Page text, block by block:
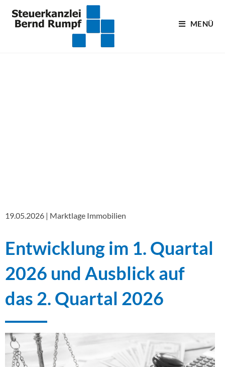
MENÜ
19.05.2026 | Marktlage Immobilien
Entwicklung im 1. Quartal
2026 und Ausblick auf
das 2. Quartal 2026